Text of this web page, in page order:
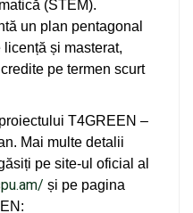
(STEM).
un plan pentagonal
și masterat,
pe termen scurt
T4GREEN –
Mai multe detalii
pe site-ul oficial al
și pe pagina